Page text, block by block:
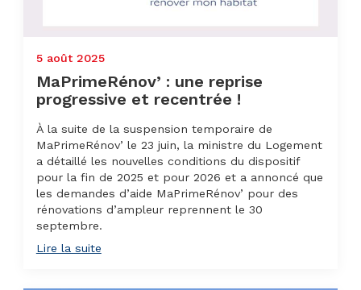
5 août 2025
MaPrimeRénov’ : une reprise
progressive et recentrée !
À la suite de la suspension temporaire de
MaPrimeRénov’ le 23 juin, la ministre du Logement
a détaillé les nouvelles conditions du dispositif
pour la fin de 2025 et pour 2026 et a annoncé que
les demandes d’aide MaPrimeRénov’ pour des
rénovations d’ampleur reprennent le 30
septembre.
Lire la suite